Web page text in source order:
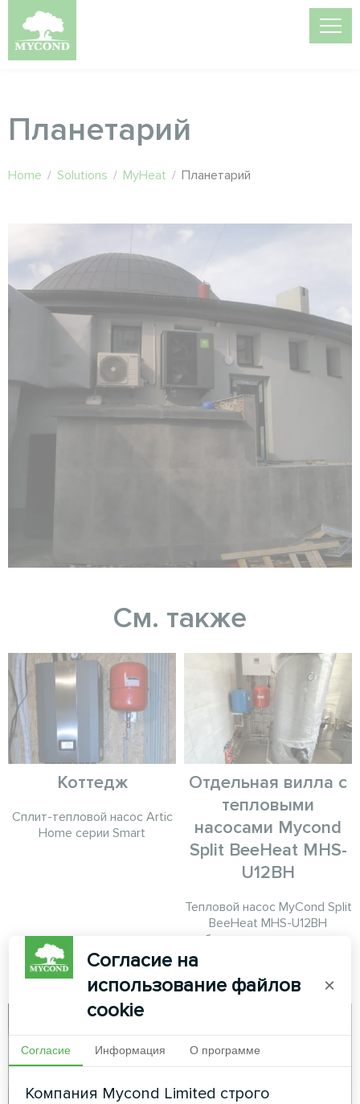
Планетарий
Home / Solutions / MyHeat / Планетарий
См. также
Коттедж
Сплит-тепловой насос Artic
Home серии Smart
Отдельная вилла с
тепловыми
насосами Mycond
Split BeeHeat MHS-
U12BH
Тепловой насос MyCond Split
BeeHeat MHS-U12BH
обеспечивает надежное
отопление и охлаждение
Согласие на
использование файлов
cookie
×
Согласие Информация О программе
Компания Mycond Limited строго